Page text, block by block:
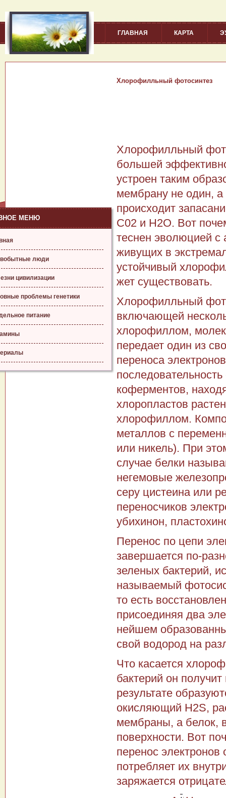
ГЛАВНАЯ КАРТА
МЕНЮ
люди
цивилизации
проблемы генетики
питание
Хлорофилльный фотосинтез
Хлорофилльный
большей
устроен таким
мембрану не один,
происходит
С02 и Н2О. Вот
теснен эволюцией с
живущих в
устойчивый
жет существовать.
Хлорофилльный
включающей
хлорофиллом,
пе­редает один из
переноса
коферментов,
хлоропластов
хлорофиллом.
металлов с
или никель). При
случае белки
негемовые
серу цистеина или
переносчиков
убихинон,
Перенос по цепи
завершается по-
зеленых бакте­рий,
называемый
то есть
присоединяя два
нейшем
свой водород на
Что касается
бактерий он
результате
окисляющий H2S,
мембраны, а белок,
по­верхности. Вот
перенос
потребляет их
заря­жается